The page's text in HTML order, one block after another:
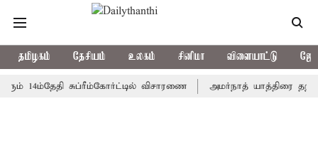
தமிழகம் தேசியம் உலகம் சினிமா விளையாட்டு
சுப்ரீம்கோர்ட்டில் விசாரணை அமர்நாத் யாத்திரை